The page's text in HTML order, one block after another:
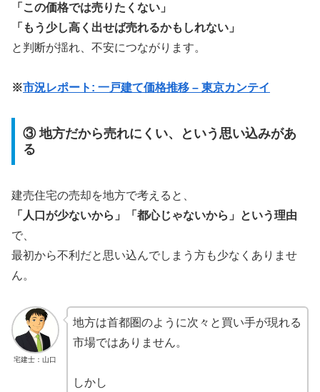
「この価格では売りたくない」
「もう少し高く出せば売れるかもしれない」
と判断が揺れ、不安につながります。
※市況レポート: 一戸建て価格推移 – 東京カンテイ
③ 地方だから売れにくい、という思い込みがあ
る
建売住宅の売却を地方で考えると、
「人口が少ないから」「都心じゃないから」という理由
で、
最初から不利だと思い込んでしまう方も少なくありませ
ん。
宅建士：山口
地方は首都圏のように次々と買い手が現れる
市場ではありません。
しかし